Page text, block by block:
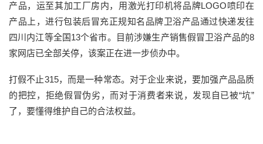
产品，运至其加工厂房内，用激光打印机将品牌LOGO喷印在
产品上，进行包装后冒充正规知名品牌卫浴产品通过快递发往
四川内江等全国13个省市。目前涉嫌生产销售假冒卫浴产品的8
家网店已全部关停，该案正在进一步侦办中。
打假不止315，而是一种常态。对于企业来说，要加强产品品质
的把控，拒绝假冒伪劣，而对于消费者来说，发现自已被“坑”
了，要懂得维护自己的合法权益。